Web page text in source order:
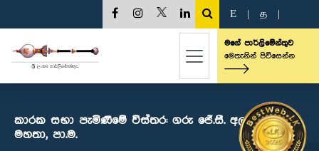
E த
මගේ පාර්ලිමේන්තුව
මෙතැනින් පිවිසෙන්න
කාරක සභා පැමිණීමේ විස්තර: ගරු ජේ.සී. අලවතුවල
මහතා, පා.ම.